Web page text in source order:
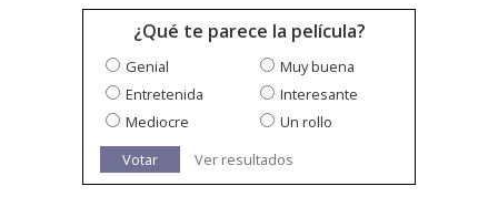
¿Qué te parece la película?
Genial
Muy buena
Entretenida
Interesante
Mediocre
Un rollo
Votar
Ver resultados